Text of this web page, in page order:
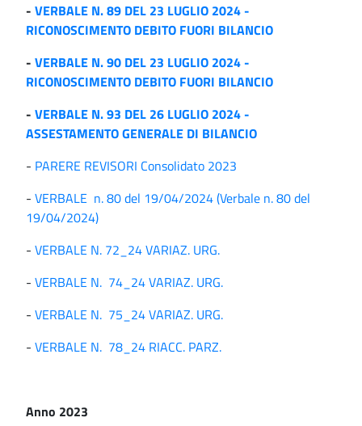
- VERBALE N. 89 DEL 23 LUGLIO 2024 -
RICONOSCIMENTO DEBITO FUORI BILANCIO
- VERBALE N. 90 DEL 23 LUGLIO 2024 -
RICONOSCIMENTO DEBITO FUORI BILANCIO
- VERBALE N. 93 DEL 26 LUGLIO 2024 -
ASSESTAMENTO GENERALE DI BILANCIO
- PARERE REVISORI Consolidato 2023
- VERBALE n. 80 del 19/04/2024 (Verbale n. 80 del
19/04/2024)
- VERBALE N. 72_24 VARIAZ. URG.
- VERBALE N. 74_24 VARIAZ. URG.
- VERBALE N. 75_24 VARIAZ. URG.
- VERBALE N. 78_24 RIACC. PARZ.
Anno 2023